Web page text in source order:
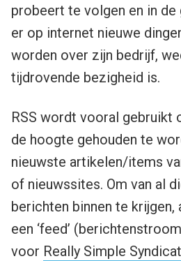
probeert te volgen en in
er op internet nieuwe
worden over zijn bedrijf,
tijdrovende bezigheid is.
RSS wordt vooral gebruikt
de hoogte gehouden te
nieuwste artikelen/items
of nieuwssites. Om van al
berichten binnen te krijgen,
een ‘feed’
voor Really Simple